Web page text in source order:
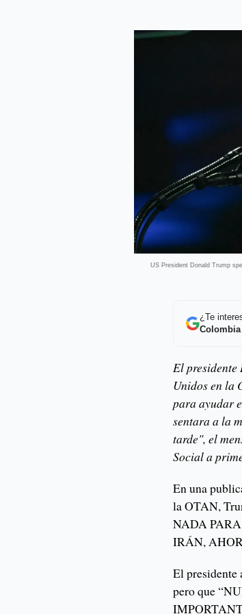
US President Donald Trump
¿Te
Colombia
El
Unidos en la
para ayudar
sentara a la
tarde", el
Social a
En una
la OTAN,
NADA
IRÁN,
El presidente
pero que